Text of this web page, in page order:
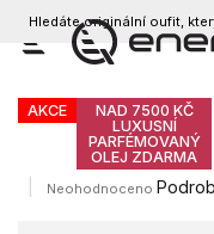
Přejít
Hledáte originální oufit,
Dámské
AKCE
NAD 7500 KČ
LUXUSNÍ
PARFÉMOVANÝ
OLEJ ZDARMA
Průměrné
Neohodnoceno